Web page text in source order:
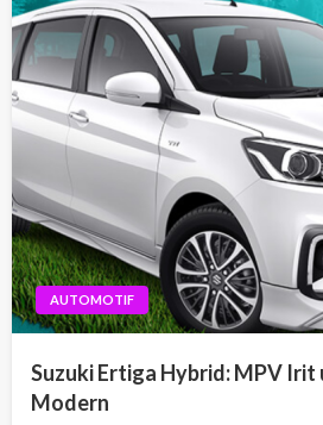
AUTOMOTIF
Suzuki Ertiga Hybrid: MPV
Modern